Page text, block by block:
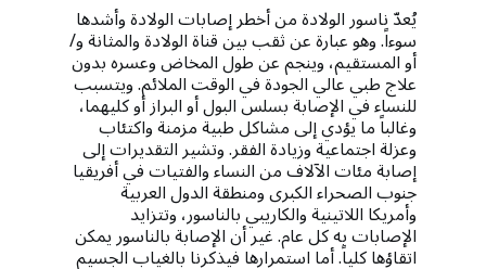
يُعدّ ناسور الولادة من أخطر إصابات الولادة وأشدها
سوءاً. وهو عبارة عن ثقب بين قناة الولادة والمثانة و/
أو المستقيم، وينجم عن طول المخاض وعسره بدون
علاج طبي عالي الجودة في الوقت الملائم. ويتسبب
للنساء في الإصابة بسلس البول أو البراز أو كليهما،
وغالباً ما يؤدي إلى مشاكل طبية مزمنة واكتئاب
وعزلة اجتماعية وزيادة الفقر. وتشير التقديرات إلى
إصابة مئات الآلاف من النساء والفتيات في أفريقيا
جنوب الصحراء الكبرى ومنطقة الدول العربية
وأمريكا اللاتينية والكاريبي بالناسور، وتتزايد
الإصابات به كل عام. غير أن الإصابة بالناسور يمكن
اتقاؤها كلياً. أما استمرارها فيذكرنا بالغياب الجسيم